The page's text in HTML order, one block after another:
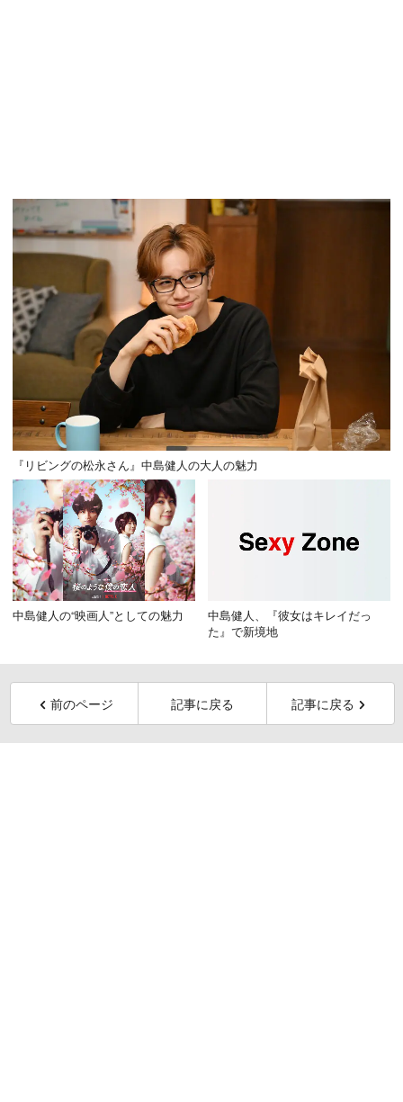
『リビングの松永さん』中島健人の大人の魅力
中島健人の“映画人”としての魅力
中島健人、『彼女はキレイだっ
た』で新境地
前のページ 記事に戻る 記事に戻る